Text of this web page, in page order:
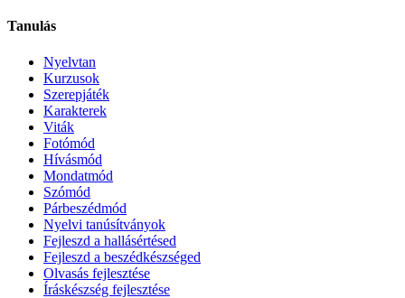
Tanulás
Nyelvtan
Kurzusok
Szerepjáték
Karakterek
Viták
Fotómód
Hívásmód
Mondatmód
Szómód
Párbeszédmód
Nyelvi tanúsítványok
Fejleszd a hallásértésed
Fejleszd a beszédkészséged
Olvasás fejlesztése
Íráskészség fejlesztése